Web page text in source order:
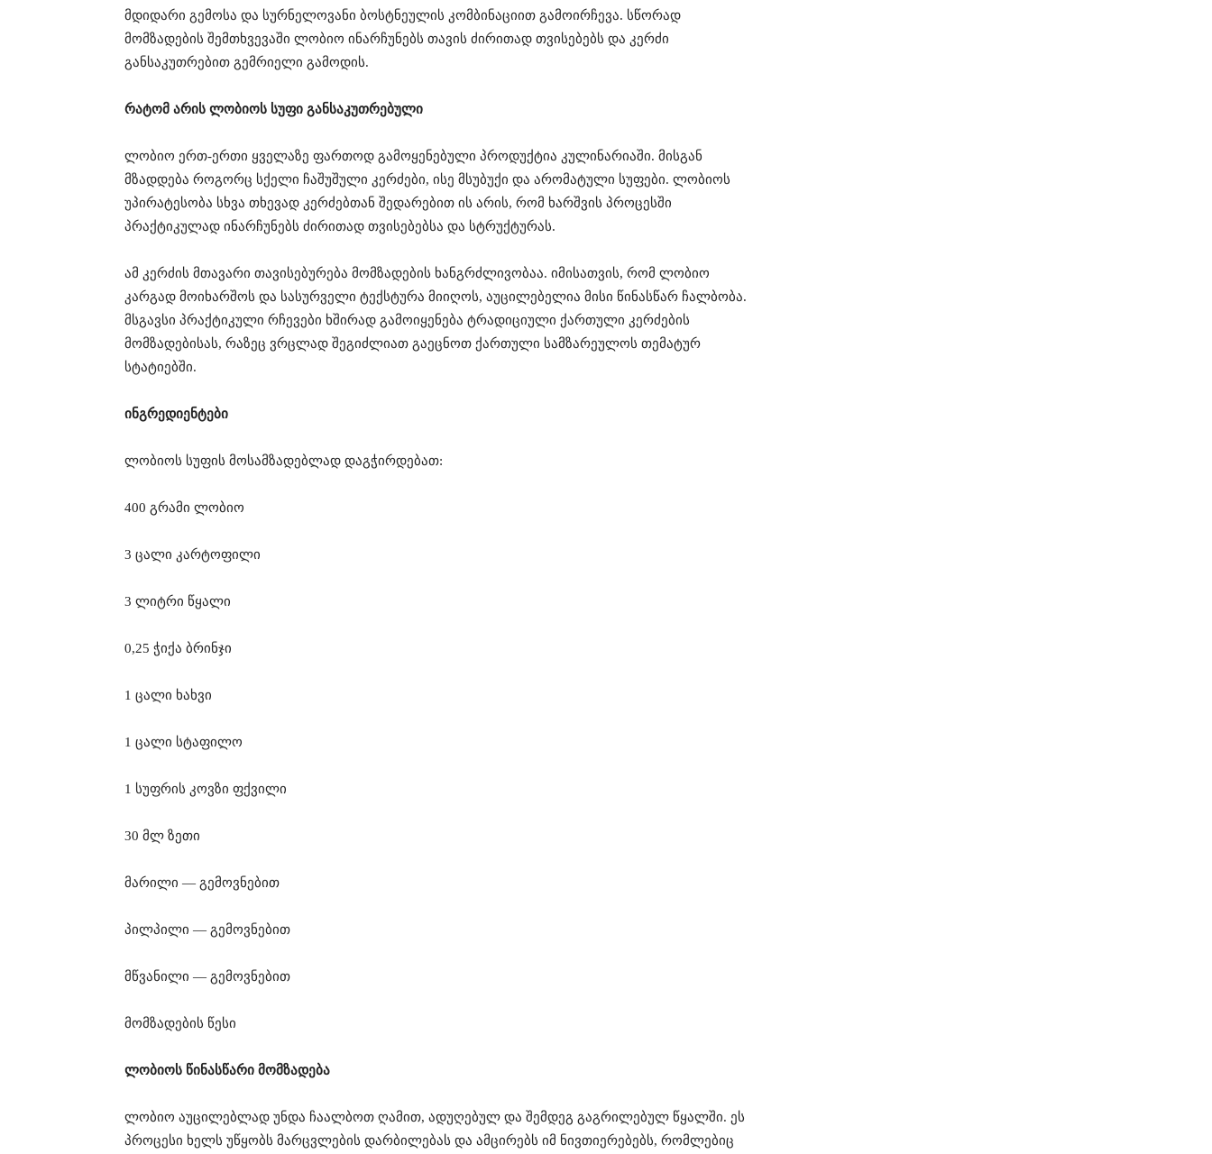
მდიდარი გემოსა და სურნელოვანი ბოსტნეულის კომბინაციით გამოირჩევა. სწორად
მომზადების შემთხვევაში ლობიო ინარჩუნებს თავის ძირითად თვისებებს და კერძი
განსაკუთრებით გემრიელი გამოდის.
რატომ არის ლობიოს სუფი განსაკუთრებული
ლობიო ერთ-ერთი ყველაზე ფართოდ გამოყენებული პროდუქტია კულინარიაში. მისგან
მზადდება როგორც სქელი ჩაშუშული კერძები, ისე მსუბუქი და არომატული სუფები. ლობიოს
უპირატესობა სხვა თხევად კერძებთან შედარებით ის არის, რომ ხარშვის პროცესში
პრაქტიკულად ინარჩუნებს ძირითად თვისებებსა და სტრუქტურას.
ამ კერძის მთავარი თავისებურება მომზადების ხანგრძლივობაა. იმისათვის, რომ ლობიო
კარგად მოიხარშოს და სასურველი ტექსტურა მიიღოს, აუცილებელია მისი წინასწარ ჩალბობა.
მსგავსი პრაქტიკული რჩევები ხშირად გამოიყენება ტრადიციული ქართული კერძების
მომზადებისას, რაზეც ვრცლად შეგიძლიათ გაეცნოთ ქართული სამზარეულოს თემატურ
სტატიებში.
ინგრედიენტები
ლობიოს სუფის მოსამზადებლად დაგჭირდებათ:
400 გრამი ლობიო
3 ცალი კარტოფილი
3 ლიტრი წყალი
0,25 ჭიქა ბრინჯი
1 ცალი ხახვი
1 ცალი სტაფილო
1 სუფრის კოვზი ფქვილი
30 მლ ზეთი
მარილი — გემოვნებით
პილპილი — გემოვნებით
მწვანილი — გემოვნებით
მომზადების წესი
ლობიოს წინასწარი მომზადება
ლობიო აუცილებლად უნდა ჩაალბოთ ღამით, ადუღებულ და შემდეგ გაგრილებულ წყალში. ეს
პროცესი ხელს უწყობს მარცვლების დარბილებას და ამცირებს იმ ნივთიერებებს, რომლებიც